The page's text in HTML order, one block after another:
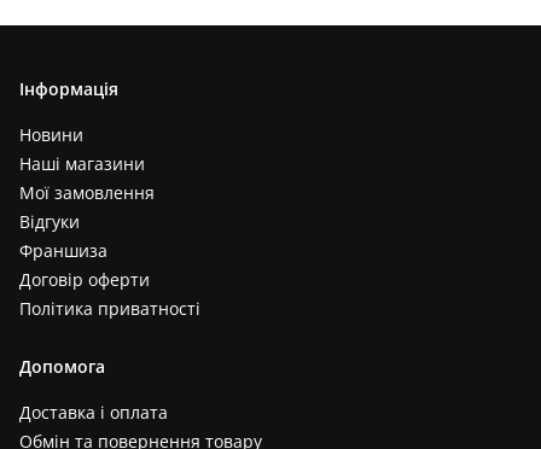
Інформація
Новини
Наші магазини
Мої замовлення
Відгуки
Франшиза
Договір оферти
Політика приватності
Допомога
Доставка і оплата
Обмін та повернення товару